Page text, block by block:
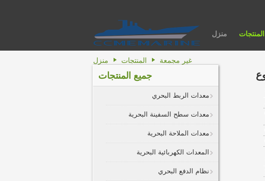
منزل المنتجات
منزل المنتجات غير مجمعة
جميع المنتجات
معدات الربط البحري
معدات سطح السفينة البحرية
معدات الملاحة البحرية
المعدات الكهربائية البحرية
نظام الدفع البحري